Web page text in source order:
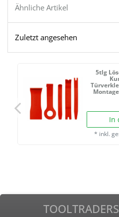
Ähnliche Artikel
Zuletzt angesehen
5tlg
In
* inkl.